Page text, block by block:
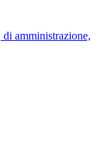
amministrazione,